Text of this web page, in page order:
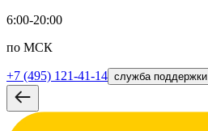
6:00-20:00
по МСК
+7 (495) 121-41-14 служба поддержки